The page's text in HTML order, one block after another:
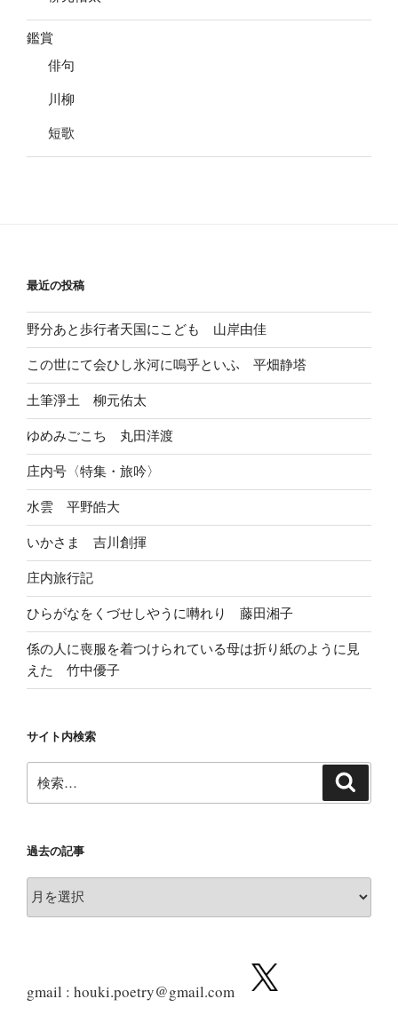
鑑賞
俳句
川柳
短歌
最近の投稿
野分あと歩行者天国にこども 山岸由佳
この世にて会ひし氷河に嗚乎といふ 平畑静塔
土筆淨土 柳元佑太
ゆめみごこち 丸田洋渡
庄内号〈特集・旅吟〉
水雲 平野皓大
いかさま 吉川創揮
庄内旅行記
ひらがなをくづせしやうに囀れり 藤田湘子
係の人に喪服を着つけられている母は折り紙のように見
えた 竹中優子
サイト内検索
索:
過去の記事
去
gmail : houki.poetry@gmail.com